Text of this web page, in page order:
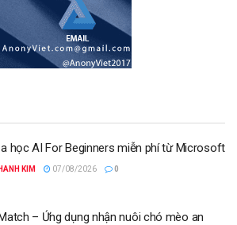
học AI For Beginners miễn phí từ Microsoft
KIM 07/08/2026 0
– Ứng dụng nhận nuôi chó mèo an